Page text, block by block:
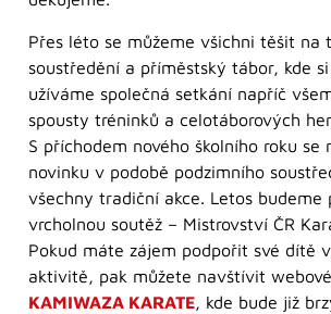
Přes léto se můžeme všichni těšit na
soustředění a příměstský tábor, kde
užíváme společná setkání napříč
spousty tréninků a celotáborových her.
S příchodem nového školního roku se
novinku v podobě podzimního
všechny tradiční akce. Letos budeme
vrcholnou soutěž – Mistrovství ČR
Pokud máte zájem podpořit své dítě
aktivitě, pak můžete navštívit
KAMIWAZA KARATE , kde bude již